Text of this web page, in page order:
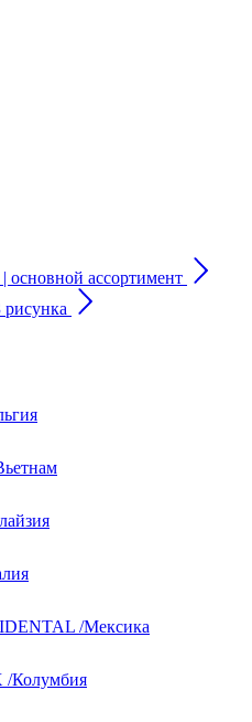
ассортимент
/Мексика
/Колумбия